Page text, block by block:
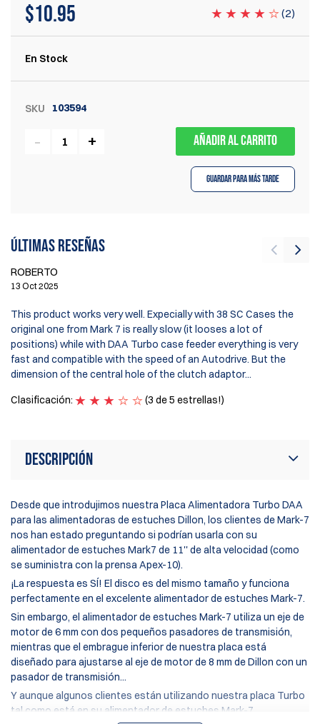
$10.95 (2)
En Stock
SKU 103594
AÑADIR AL CARRITO
Guardar para más tarde
Últimas reseñas
ROBERTO
13 Oct 2025
This product works very well. Expecially with 38 SC Cases the
original one from Mark 7 is really slow (it looses a lot of
positions) while with DAA Turbo case feeder everything is very
fast and compatible with the speed of an Autodrive. But the
dimension of the central hole of the clutch adaptor...
Clasificación:
(3 de 5 estrellas!)
Descripción
Desde que introdujimos nuestraPlaca Alimentadora Turbo DAA
para las alimentadoras de estuches Dillon, los clientes de Mark-7
nos han estado preguntando si podrían usarla con su
alimentador de estuches Mark7 de 11'' de alta velocidad (como
se suministra con la prensa Apex-10).
¡La respuesta es SÍ! El disco es del mismo tamaño y funciona
perfectamente en el excelente alimentador de estuches Mark-7.
Sin embargo, el alimentador de estuches Mark-7 utiliza un eje de
motor de 6 mm con dos pequeños pasadores de transmisión,
mientras que el embrague inferior de nuestra placa está
diseñado para ajustarse al eje de motor de 8 mm de Dillon con un
pasador de transmisión...
Y aunque algunos clientes están utilizando nuestra placa Turbo
tal como está en su alimentador de estuches Mark-7,